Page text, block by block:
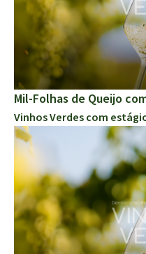
Mil-Folhas de Queijo
Vinhos Verdes com